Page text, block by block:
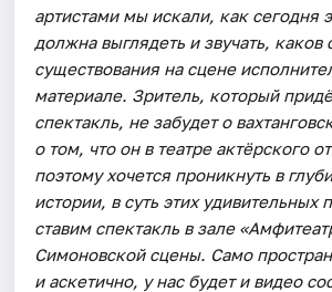
артистами мы искали, как сегодня
должна выглядеть и звучать, каков
существования на сцене
материале. Зритель, который
спектакль, не забудет о
о том, что он в театре актёрского
поэтому хочется проникнуть в
истории, в суть этих
ставим спектакль в зале
Симоновской сцены. Само
и аскетично, у нас будет и видео